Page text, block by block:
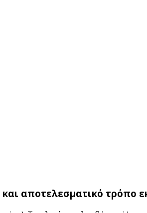
αποτελεσματικό τρόπο